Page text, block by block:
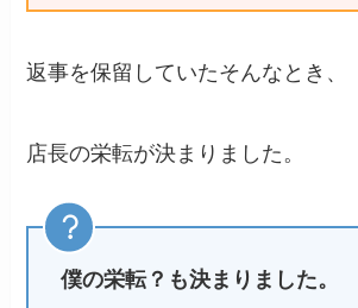
返事を保留していたそんなとき、
店長の栄転が決まりました。
僕の栄転？も決まりました。